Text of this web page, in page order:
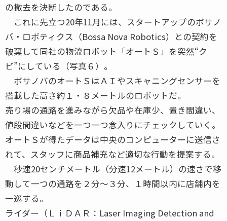
の撤去を決断したのである。
これに先立つ20年11月には、スタートアップのボサノ
バ・ロボティクス（Bossa Nova Robotics）との契約を
破棄して同社の物流ロボット「オートＳ」を突然“ク
ビ”にしている（写真６）。
ボサノバのオートＳはＡＩやスキャニングセンサーを
搭載した高さ約１・８メートルのロボットだ。
売り場の通路を進みながら欠品や在庫少、置き間違い、
値段間違いなどを一つ一つ念入りにチェックしていく。
オートＳが得たデータは中央のコンピューターに送信さ
れて、スタッフに商品補充など適切な行動を提案する。
秒速20センチメートル（分速12メートル）の速さで移
動して一つの通路を２分～３分、１時間以内に店舗内を
一巡する。
ライダー（ＬｉＤＡＲ：Laser Imaging Detection and